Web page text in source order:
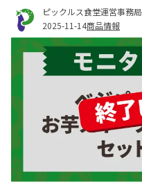
ピックルス食堂運営事務局
2025-11-14商品情報